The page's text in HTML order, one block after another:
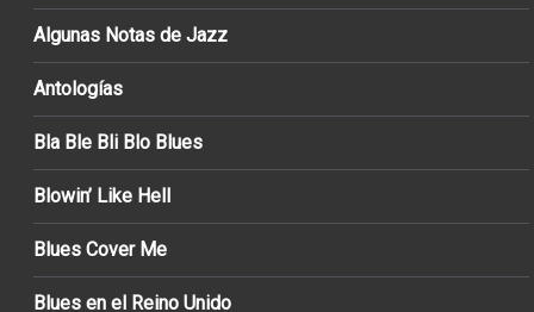
Algunas Notas de Jazz
Antologías
Bla Ble Bli Blo Blues
Blowin’ Like Hell
Blues Cover Me
Blues en el Reino Unido